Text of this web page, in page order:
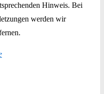
Hinweis. Bei
werden wir